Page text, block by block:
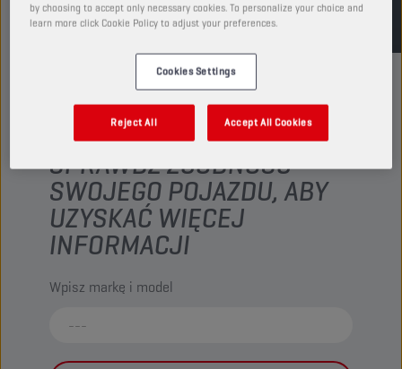
SPRAWDŹ ZGODNOŚĆ
SWOJEGO POJAZDU, ABY
UZYSKAĆ WIĘCEJ
INFORMACJI
Wpisz markę i model
by choosing to accept only necessary cookies. To personalize your choice and
learn more click Cookie Policy to adjust your preferences.
Cookies Settings
Reject All Accept All Cookies